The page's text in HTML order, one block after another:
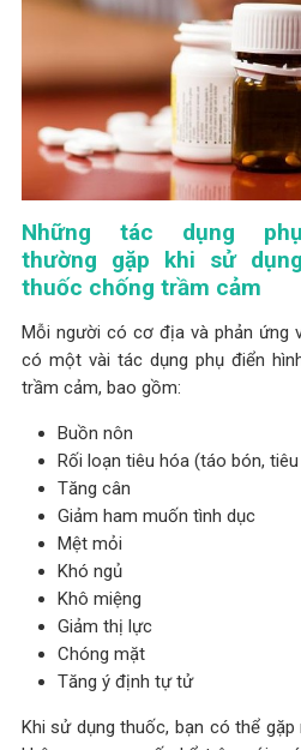
Những tác dụng phụ
thường gặp khi sử dụng
thuốc chống trầm cảm
Mỗi người có cơ địa và phản ứng
có một vài tác dụng phụ điển
trầm cảm, bao gồm:
Buồn nôn
Rối loạn tiêu hóa (táo bón,
Tăng cân
Giảm ham muốn tình dục
Mệt mỏi
Khó ngủ
Khô miệng
Giảm thị lực
Chóng mặt
Tăng ý định tự tử
Khi sử dụng thuốc, bạn có thể